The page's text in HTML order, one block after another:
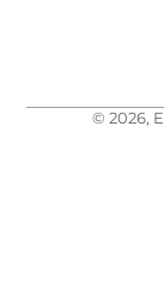
© 2026,